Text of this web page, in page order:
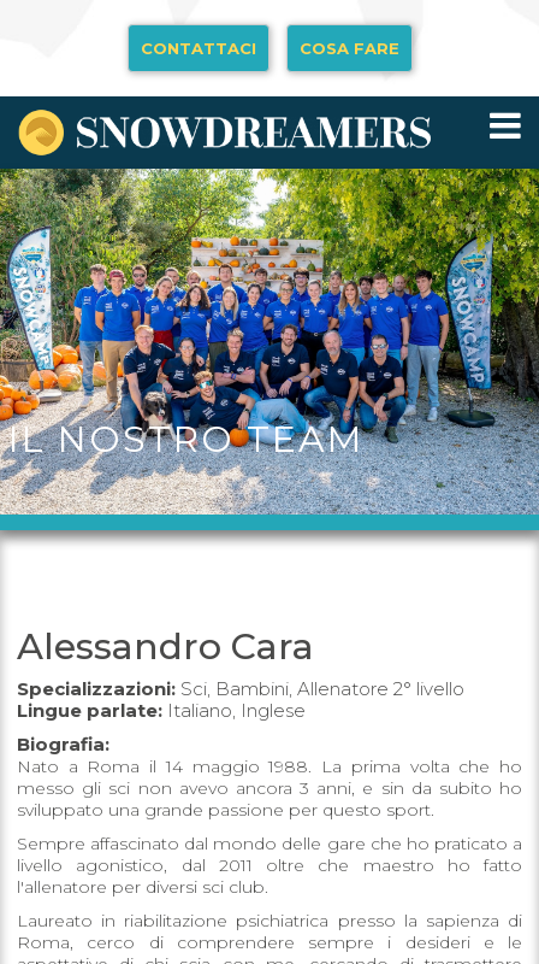
CONTATTACI COSA FARE
IL NOSTRO TEAM
Alessandro Cara
Specializzazioni: Sci, Bambini, Allenatore 2° livello
Lingue parlate: Italiano, Inglese
Biografia:
Nato a Roma il 14 maggio 1988. La prima volta che ho
messo gli sci non avevo ancora 3 anni, e sin da subito ho
sviluppato una grande passione per questo sport.
Sempre affascinato dal mondo delle gare che ho praticato a
livello agonistico, dal 2011 oltre che maestro ho fatto
l'allenatore per diversi sci club.
Laureato in riabilitazione psichiatrica presso la sapienza di
Roma, cerco di comprendere sempre i desideri e le